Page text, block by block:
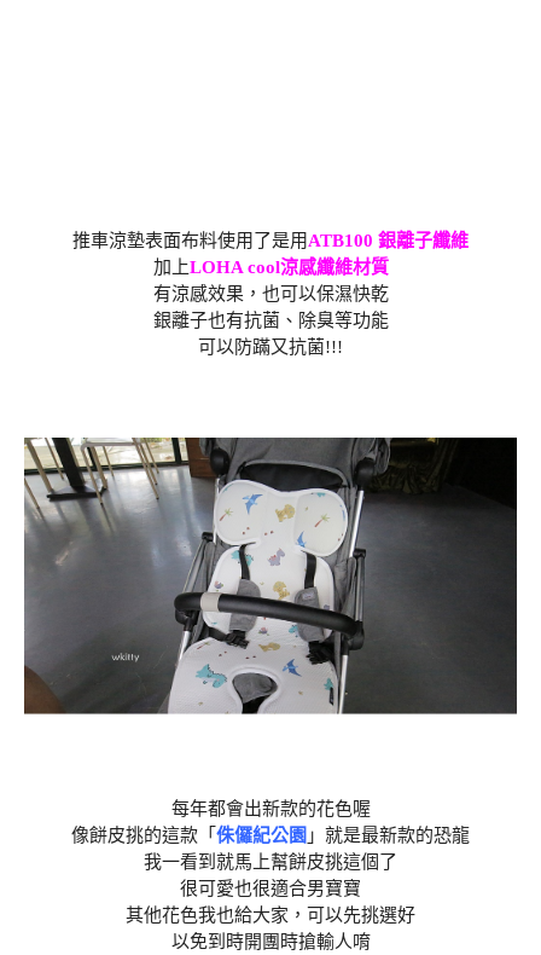
推車涼墊表面布料使用了是用ATB100 銀離子纖維
加上LOHA cool涼感纖維材質
有涼感效果，也可以保濕快乾
銀離子也有抗菌、除臭等功能
可以防蹣又抗菌!!!
每年都會出新款的花色喔
像餅皮挑的這款「 侏儸紀公園 」就是最新款的恐龍
我一看到就馬上幫餅皮挑這個了
很可愛也很適合男寶寶
其他花色我也給大家，可以先挑選好
以免到時開團時搶輸人唷